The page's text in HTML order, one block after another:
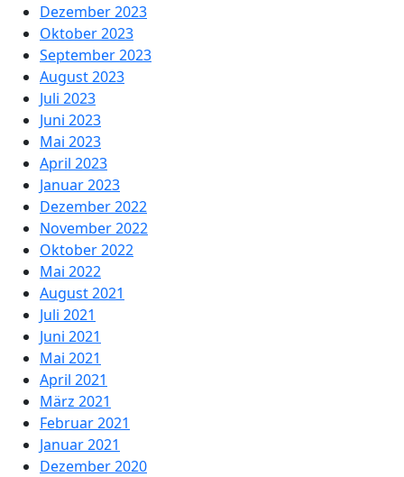
Dezember 2023
Oktober 2023
September 2023
August 2023
Juli 2023
Juni 2023
Mai 2023
April 2023
Januar 2023
Dezember 2022
November 2022
Oktober 2022
Mai 2022
August 2021
Juli 2021
Juni 2021
Mai 2021
April 2021
März 2021
Februar 2021
Januar 2021
Dezember 2020